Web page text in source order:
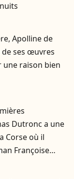
Apolline de
ses œuvres
raison bien
Dutronc a une
Corse où il
Françoise